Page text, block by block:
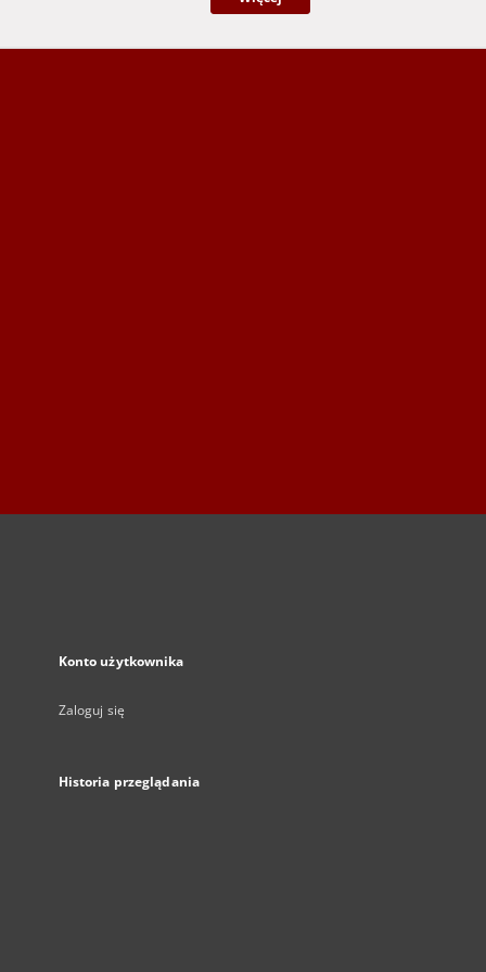
Konto użytkownika
Zaloguj się
Historia przeglądania